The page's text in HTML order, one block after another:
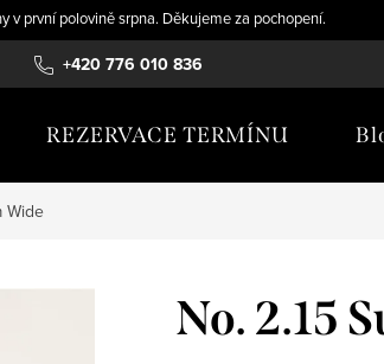
v první polovině srpna. Děkujeme za pochopení.
+420 776 010 836
TABULKY VELIKOSTÍ KARIÉRA
REZERVACE TERMÍNU
Wide
No. 2.15